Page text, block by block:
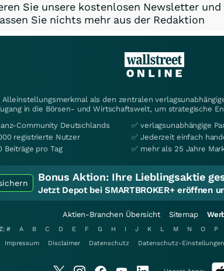
Sie unsere kostenlosen Newsletter und
Sie nichts mehr aus der Redaktion
als den zentralen
in die Börsen- und Wirtschaftswelt, um strategische
Community Deutschlands
registrierte Nutzer
Beiträge pro Tag
✅ verlagsunabhängige
✅ Jederzeit einfach
✅ mehr als 25 Jahre
Bonus Aktion: Ihre Lieblingsaktie
Jetzt Depot bei SMARTBROKER+ eröffnen
Aktien-Branchen Übersicht Sitemap
# A B C D E F G H I J K L M N O P
Impressum
Disclaimer Datenschutz Datenschutz-Einstellungen